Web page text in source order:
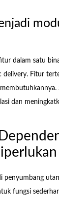
dalam satu
delivery. Fitur
dan
penyumbang
fungsi